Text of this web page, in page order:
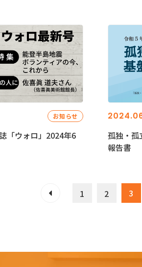
お知らせ
「ウォロ」2024年6
孤独・孤
報告書
1 2 3